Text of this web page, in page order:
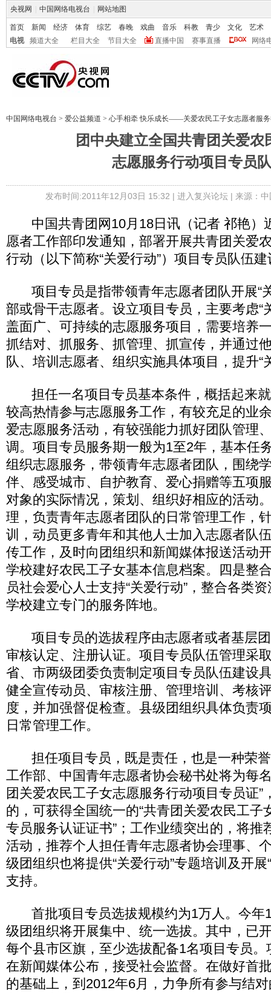
央视网 中国网络电视台 网站地图
首页 新闻 经济 体育 综艺 春晚 戏曲 音乐 科教 青少 文化
艺术
电视
频道大全 栏目大全 节目大全 直播中国 赛事直播 网络
中国网络电视台 > 爱公益频道 > 心手相牵 快乐成长——关爱农民工子女志愿者服
团中央建立全国共青团关爱农
志愿服务行动项目专员
发布时间:2011年12月03日 15:32 | 进入复兴论坛| 来源：
中国共青团网10月18日讯（记者 祁艳）
愿者工作部印发通知，部署开展共青团关爱
行动（以下简称“关爱行动”）项目专员队伍
项目专员是指带领青年志愿者团队开展“
部或骨干志愿者。设立项目专员，主要考虑“
盖面广、可持续的志愿服务项目，需要培养
抓结对、抓服务、抓管理、抓宣传，并通过
队、培训志愿者、组织实施具体项目，提升“
担任一名项目专员基本条件，概括起来就
较高热情参与志愿服务工作，有较充足的业
爱志愿服务活动，有较强能力抓好团队管理
调。项目专员服务期一般为1至2年，基本任
组织志愿服务，带领青年志愿者团队，围绕
伴、感受城市、自护教育、爱心捐赠等五项
对象的实际情况，策划、组织好相应的活动
理，负责青年志愿者团队的日常管理工作，
训，动员更多青年和其他人士加入志愿者队
传工作，及时向团组织和新闻媒体报送活动
学校建好农民工子女基本信息档案。四是整
员社会爱心人士支持“关爱行动”，整合各类
学校建立专门的服务阵地。
项目专员的选拔程序由志愿者或者基层团
审核认定、注册认证。项目专员队伍管理采
省、市两级团委负责制定项目专员队伍建设
健全宣传动员、审核注册、管理培训、考核
度，并加强督促检查。县级团组织具体负责
日常管理工作。
担任项目专员，既是责任，也是一种荣誉
工作部、中国青年志愿者协会秘书处将为每
团关爱农民工子女志愿服务行动项目专员证”
的，可获得全国统一的“共青团关爱农民工子
专员服务认证证书”；工作业绩突出的，将推
活动，推荐个人担任青年志愿者协会理事、
级团组织也将提供“关爱行动”专题培训及开展
支持。
首批项目专员选拔规模约为1万人。今年
级团组织将开展集中、统一选拔。其中，已
每个县市区旗，至少选拔配备1名项目专员
在新闻媒体公布，接受社会监督。在做好首
的基础上，到2012年6月，力争所有参与结